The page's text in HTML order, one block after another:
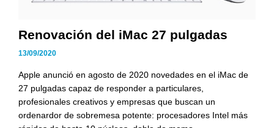
Renovación del iMac 27 pulgadas
13/09/2020
Apple anunció en agosto de 2020 novedades en el iMac de
27 pulgadas capaz de responder a particulares,
profesionales creativos y empresas que buscan un
ordenardor de sobremesa potente: procesadores Intel más